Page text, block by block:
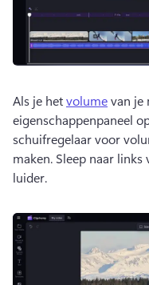
Als je het volume van je
eigenschappenpaneel
schuifregelaar voor
maken. Sleep naar links
luider.